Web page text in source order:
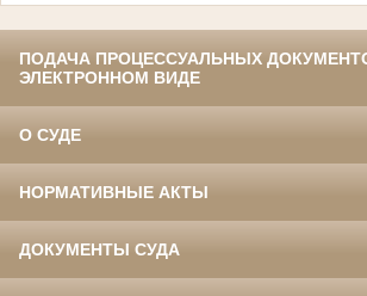
ПОДАЧА ПРОЦЕССУАЛЬНЫХ
ЭЛЕКТРОННОМ ВИДЕ
О СУДЕ
НОРМАТИВНЫЕ АКТЫ
ДОКУМЕНТЫ СУДА